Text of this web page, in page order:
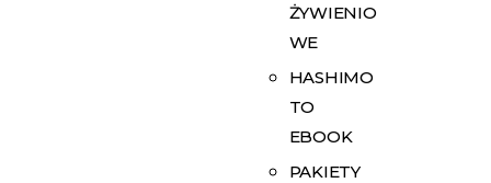
ŻYWIENIO
WE
HASHIMO
TO
EBOOK
PAKIETY